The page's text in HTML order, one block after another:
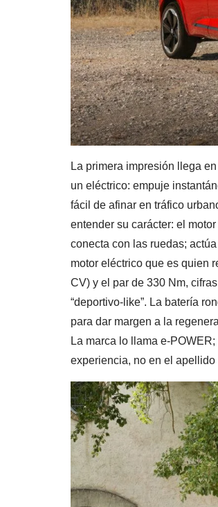
La primera impresión llega
un eléctrico: empuje
fácil de afinar en tráfico
entender su carácter: el
conecta con las ruedas;
motor eléctrico que es quien
CV) y el par de 330 Nm,
“deportivo-like”. La batería
para dar margen a la
La marca lo llama e-
experiencia, no en el apellido